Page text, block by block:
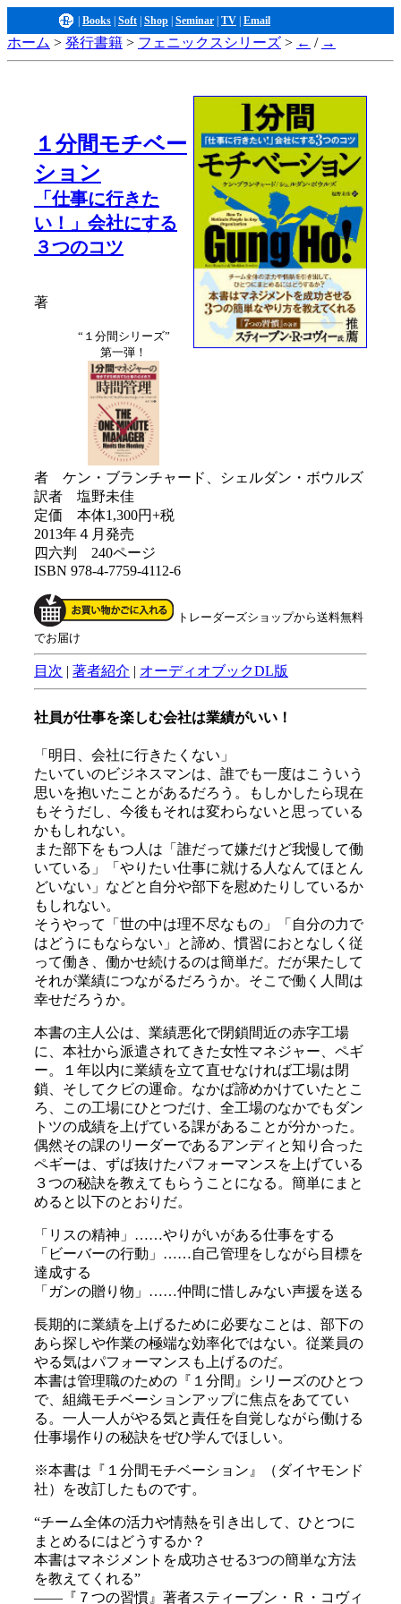
Books Soft Shop Seminar TV Email
ホーム > 発行書籍 > フェニックスシリーズ > ← / →
１分間モチベー
ション
「仕事に行きた
い！」会社にする
３つのコツ
“１分間シリーズ”
第一弾！
著
者 ケン・ブランチャード、シェルダン・ボウルズ
訳者 塩野未佳
定価 本体1,300円+税
2013年４月発売
四六判 240ページ
ISBN 978-4-7759-4112-6
トレーダーズショップから送料無料
でお届け
目次 | 著者紹介 | オーディオブックDL版
社員が仕事を楽しむ会社は業績がいい！
「明日、会社に行きたくない」
たいていのビジネスマンは、誰でも一度はこういう
思いを抱いたことがあるだろう。もしかしたら現在
もそうだし、今後もそれは変わらないと思っている
かもしれない。
また部下をもつ人は「誰だって嫌だけど我慢して働
いている」「やりたい仕事に就ける人なんてほとん
どいない」などと自分や部下を慰めたりしているか
もしれない。
そうやって「世の中は理不尽なもの」「自分の力で
はどうにもならない」と諦め、慣習におとなしく従
って働き、働かせ続けるのは簡単だ。だが果たして
それが業績につながるだろうか。そこで働く人間は
幸せだろうか。
本書の主人公は、業績悪化で閉鎖間近の赤字工場
に、本社から派遣されてきた女性マネジャー、ペギ
ー。１年以内に業績を立て直せなければ工場は閉
鎖、そしてクビの運命。なかば諦めかけていたとこ
ろ、この工場にひとつだけ、全工場のなかでもダン
トツの成績を上げている課があることが分かった。
偶然その課のリーダーであるアンディと知り合った
ペギーは、ずば抜けたパフォーマンスを上げている
３つの秘訣を教えてもらうことになる。簡単にまと
めると以下のとおりだ。
「リスの精神」……やりがいがある仕事をする
「ビーバーの行動」……自己管理をしながら目標を
達成する
「ガンの贈り物」……仲間に惜しみない声援を送る
長期的に業績を上げるために必要なことは、部下の
あら探しや作業の極端な効率化ではない。従業員の
やる気はパフォーマンスも上げるのだ。
本書は管理職のための『１分間』シリーズのひとつ
で、組織モチベーションアップに焦点をあててい
る。一人一人がやる気と責任を自覚しながら働ける
仕事場作りの秘訣をぜひ学んでほしい。
※本書は『１分間モチベーション』（ダイヤモンド
社）を改訂したものです。
“チーム全体の活力や情熱を引き出して、ひとつに
まとめるにはどうするか？
本書はマネジメントを成功させる3つの簡単な方法
を教えてくれる”
――『７つの習慣』著者スティーブン・Ｒ・コヴィ